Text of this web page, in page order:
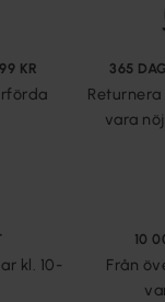
KR 365
vara
kl. 10-
10
Från